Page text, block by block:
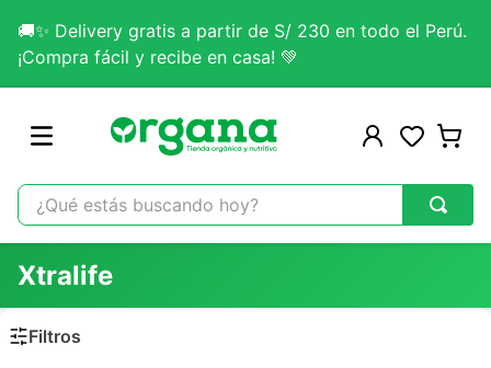
🚚✨ Delivery gratis a partir de S/ 230 en todo el Perú.
¡Compra fácil y recibe en casa! 💚
¿Qué estás buscando hoy?
1.
omega 3
2.
citrato magnesio
Xtralife